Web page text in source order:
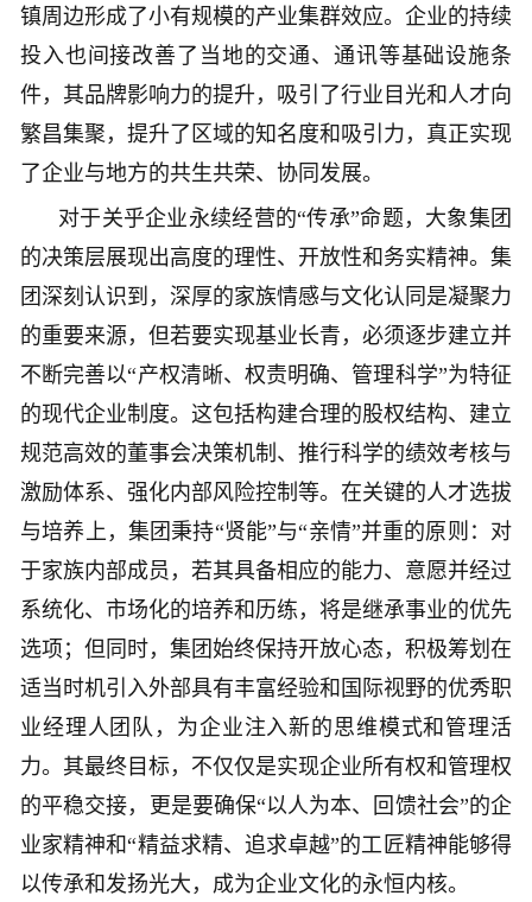
镇周边形成了小有规模的产业集群效应。企业的持续
投入也间接改善了当地的交通、通讯等基础设施条
件，其品牌影响力的提升，吸引了行业目光和人才向
繁昌集聚，提升了区域的知名度和吸引力，真正实现
了企业与地方的共生共荣、协同发展。
对于关乎企业永续经营的“传承”命题，大象集团
的决策层展现出高度的理性、开放性和务实精神。集
团深刻认识到，深厚的家族情感与文化认同是凝聚力
的重要来源，但若要实现基业长青，必须逐步建立并
不断完善以“产权清晰、权责明确、管理科学”为特征
的现代企业制度。这包括构建合理的股权结构、建立
规范高效的董事会决策机制、推行科学的绩效考核与
激励体系、强化内部风险控制等。在关键的人才选拔
与培养上，集团秉持“贤能”与“亲情”并重的原则：对
于家族内部成员，若其具备相应的能力、意愿并经过
系统化、市场化的培养和历练，将是继承事业的优先
选项；但同时，集团始终保持开放心态，积极筹划在
适当时机引入外部具有丰富经验和国际视野的优秀职
业经理人团队，为企业注入新的思维模式和管理活
力。其最终目标，不仅仅是实现企业所有权和管理权
的平稳交接，更是要确保“以人为本、回馈社会”的企
业家精神和“精益求精、追求卓越”的工匠精神能够得
以传承和发扬光大，成为企业文化的永恒内核。